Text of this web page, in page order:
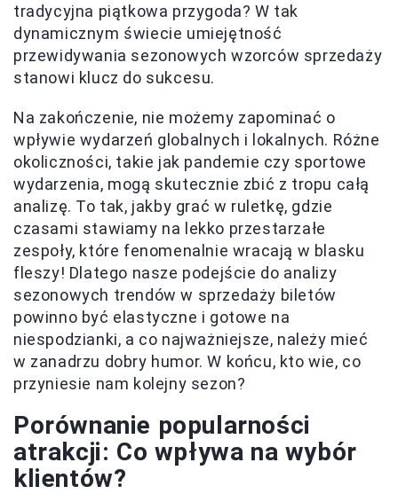
tradycyjna piątkowa przygoda? W tak
dynamicznym świecie umiejętność
przewidywania sezonowych wzorców sprzedaży
stanowi klucz do sukcesu.
Na zakończenie, nie możemy zapominać o
wpływie wydarzeń globalnych i lokalnych. Różne
okoliczności, takie jak pandemie czy sportowe
wydarzenia, mogą skutecznie zbić z tropu całą
analizę. To tak, jakby grać w ruletkę, gdzie
czasami stawiamy na lekko przestarzałe
zespoły, które fenomenalnie wracają w blasku
fleszy! Dlatego nasze podejście do analizy
sezonowych trendów w sprzedaży biletów
powinno być elastyczne i gotowe na
niespodzianki, a co najważniejsze, należy mieć
w zanadrzu dobry humor. W końcu, kto wie, co
przyniesie nam kolejny sezon?
Porównanie popularności
atrakcji: Co wpływa na wybór
klientów?